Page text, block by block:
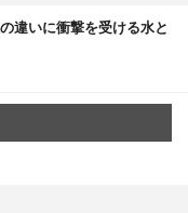
違いに衝撃を受ける水と